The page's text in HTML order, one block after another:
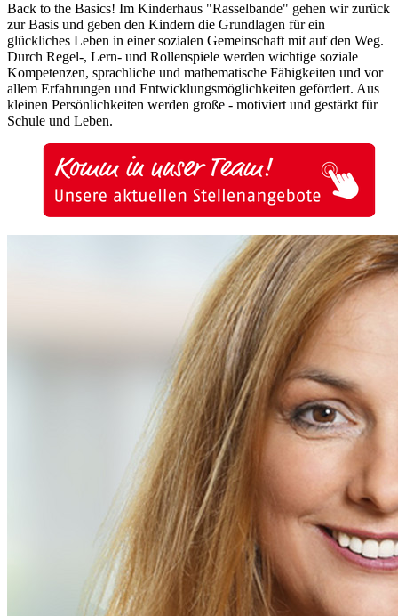
Back to the Basics! Im Kinderhaus "Rasselbande" gehen wir zurück
zur Basis und geben den Kindern die Grundlagen für ein
glückliches Leben in einer sozialen Gemeinschaft mit auf den Weg.
Durch Regel-, Lern- und Rollenspiele werden wichtige soziale
Kompetenzen, sprachliche und mathematische Fähigkeiten und vor
allem Erfahrungen und Entwicklungsmöglichkeiten gefördert. Aus
kleinen Persönlichkeiten werden große - motiviert und gestärkt für
Schule und Leben.